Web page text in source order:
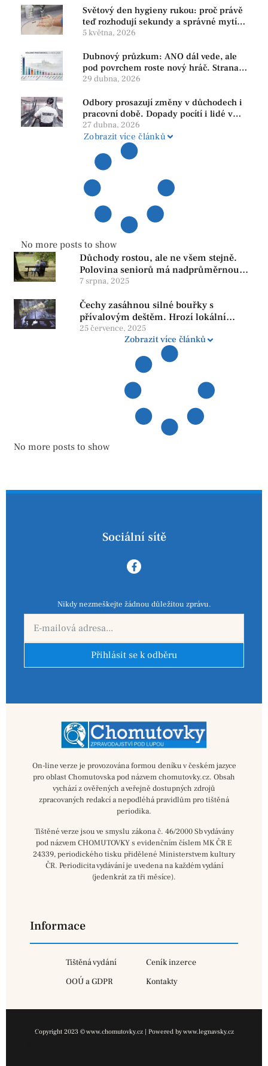
Světový den hygieny rukou: proč právě
teď rozhodují sekundy a správné mytí
rukou
5 května, 2026
Dubnový průzkum: ANO dál vede, ale
pod povrchem roste nový hráč. Strana
PRO se drží nejvýš mezi menšími
29 dubna, 2026
Odbory prosazují změny v důchodech i
pracovní době. Dopady pocítí i lidé v
našem regionu
27 dubna, 2026
Zobrazit více článků
No more posts to show
Důchody rostou, ale ne všem stejně.
Polovina seniorů má nadprůměrnou
penzi, tisíce však žijí pod hranicí
reformy
7 srpna, 2025
Čechy zasáhnou silné bouřky s
přívalovým deštěm. Hrozí lokální
zatopení
25 července, 2025
Zobrazit více článků
No more posts to show
Sociální sítě
Nikdy nezmeškejte žádnou důležitou zprávu.
Přihlásit se k odběru
On-line verze je provozována formou deníku v českém jazyce
pro oblast Chomutovska pod názvem chomutovky.cz. Obsah
vychází z ověřených a veřejně dostupných zdrojů
zpracovaných redakcí a nepodléhá pravidlům pro tištěná
periodika.
Tištěné verze jsou ve smyslu zákona č. 46/2000 Sb vydávány
pod názvem CHOMUTOVKY s evidenčním číslem MK ČR E
24339, periodického tisku přidělené Ministerstvem kultury
ČR. Periodicita vydávání je uvedena na každém vydání
(jedenkrát za tři měsíce).
Informace
Tištěná vydání
Ceník inzerce
OOÚ a GDPR
Kontakty
Copyright 2023 © www.chomutovky.cz | Powered by www.legnavsky.cz